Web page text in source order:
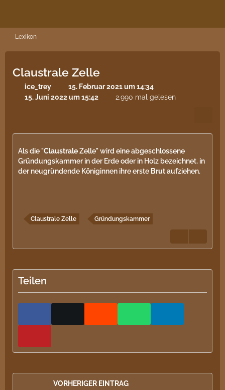
Lexikon
Claustrale Zelle
ice_trey
15. Februar 2021 um 14:34
15. Juni 2022 um 15:42
2.990 mal gelesen
Als die "ClaustraleZelle" wird eine abgeschlossene
Gründungskammer in der Erde oder in Holz bezeichnet, in
der neugründende Königinnen ihre erste Brutaufziehen.
Claustrale Zelle Gründungskammer
Teilen
VORHERIGER EINTRAG